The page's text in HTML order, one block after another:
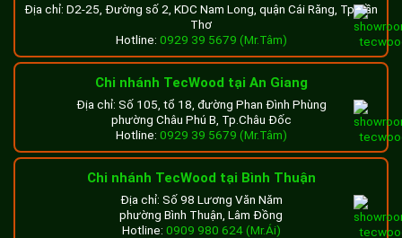
Địa chỉ: D2-25, Đường số 2, KDC Nam Long, quận Cái Răng, Tp.Cần
Thơ
Hotline: 0929 39 5679 (Mr.Tâm)
Chi nhánh TecWood tại An Giang
Địa chỉ: Số 105, tổ 18, đường Phan Đình Phùng
phường Châu Phú B, Tp.Châu Đốc
Hotline: 0929 39 5679 (Mr.Tâm)
Chi nhánh TecWood tại Bình Thuận
Địa chỉ: Số 98 Lương Văn Năm
phường Bình Thuận, Lâm Đồng
Hotline: 0909 980 624 (Mr.Ái)